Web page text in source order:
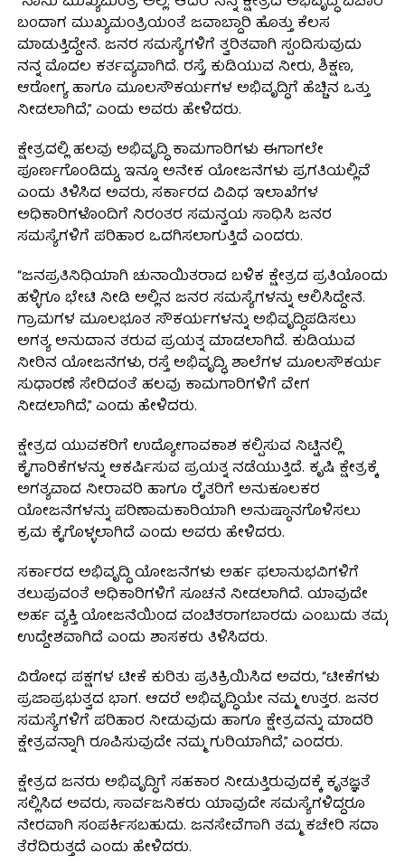
ಬಂದಾಗ ಮುಖ್ಯಮಂತ್ರಿಯಂತೆ ಜವಾಬ್ದಾರಿ ಹೊತ್ತು ಕೆಲಸ
ಮಾಡುತ್ತಿದ್ದೇನೆ. ಜನರ ಸಮಸ್ಯೆಗಳಿಗೆ ತ್ವರಿತವಾಗಿ ಸ್ಪಂದಿಸುವುದು
ನನ್ನ ಮೊದಲ ಕರ್ತವ್ಯವಾಗಿದೆ. ರಸ್ತೆ, ಕುಡಿಯುವ ನೀರು, ಶಿಕ್ಷಣ,
ಆರೋಗ್ಯ ಹಾಗೂ ಮೂಲಸೌಕರ್ಯಗಳ ಅಭಿವೃದ್ಧಿಗೆ ಹೆಚ್ಚಿನ ಒತ್ತು
ನೀಡಲಾಗಿದೆ,” ಎಂದು ಅವರು ಹೇಳಿದರು.
ಕ್ಷೇತ್ರದಲ್ಲಿ ಹಲವು ಅಭಿವೃದ್ಧಿ ಕಾಮಗಾರಿಗಳು ಈಗಾಗಲೇ
ಪೂರ್ಣಗೊಂಡಿದ್ದು, ಇನ್ನೂ ಅನೇಕ ಯೋಜನೆಗಳು ಪ್ರಗತಿಯಲ್ಲಿವೆ
ಎಂದು ತಿಳಿಸಿದ ಅವರು, ಸರ್ಕಾರದ ವಿವಿಧ ಇಲಾಖೆಗಳ
ಅಧಿಕಾರಿಗಳೊಂದಿಗೆ ನಿರಂತರ ಸಮನ್ವಯ ಸಾಧಿಸಿ ಜನರ
ಸಮಸ್ಯೆಗಳಿಗೆ ಪರಿಹಾರ ಒದಗಿಸಲಾಗುತ್ತಿದೆ ಎಂದರು.
“ಜನಪ್ರತಿನಿಧಿಯಾಗಿ ಚುನಾಯಿತರಾದ ಬಳಿಕ ಕ್ಷೇತ್ರದ ಪ್ರತಿಯೊಂದು
ಹಳ್ಳಿಗೂ ಭೇಟಿ ನೀಡಿ ಅಲ್ಲಿನ ಜನರ ಸಮಸ್ಯೆಗಳನ್ನು ಆಲಿಸಿದ್ದೇನೆ.
ಗ್ರಾಮಗಳ ಮೂಲಭೂತ ಸೌಕರ್ಯಗಳನ್ನು ಅಭಿವೃದ್ಧಿಪಡಿಸಲು
ಅಗತ್ಯ ಅನುದಾನ ತರುವ ಪ್ರಯತ್ನ ಮಾಡಲಾಗಿದೆ. ಕುಡಿಯುವ
ನೀರಿನ ಯೋಜನೆಗಳು, ರಸ್ತೆ ಅಭಿವೃದ್ಧಿ, ಶಾಲೆಗಳ ಮೂಲಸೌಕರ್ಯ
ಸುಧಾರಣೆ ಸೇರಿದಂತೆ ಹಲವು ಕಾಮಗಾರಿಗಳಿಗೆ ವೇಗ
ನೀಡಲಾಗಿದೆ,” ಎಂದು ಹೇಳಿದರು.
ಕ್ಷೇತ್ರದ ಯುವಕರಿಗೆ ಉದ್ಯೋಗಾವಕಾಶ ಕಲ್ಪಿಸುವ ನಿಟ್ಟಿನಲ್ಲಿ
ಕೈಗಾರಿಕೆಗಳನ್ನು ಆಕರ್ಷಿಸುವ ಪ್ರಯತ್ನ ನಡೆಯುತ್ತಿದೆ. ಕೃಷಿ ಕ್ಷೇತ್ರಕ್ಕೆ
ಅಗತ್ಯವಾದ ನೀರಾವರಿ ಹಾಗೂ ರೈತರಿಗೆ ಅನುಕೂಲಕರ
ಯೋಜನೆಗಳನ್ನು ಪರಿಣಾಮಕಾರಿಯಾಗಿ ಅನುಷ್ಠಾನಗೊಳಿಸಲು
ಕ್ರಮ ಕೈಗೊಳ್ಳಲಾಗಿದೆ ಎಂದು ಅವರು ಹೇಳಿದರು.
ಸರ್ಕಾರದ ಅಭಿವೃದ್ಧಿ ಯೋಜನೆಗಳು ಅರ್ಹ ಫಲಾನುಭವಿಗಳಿಗೆ
ತಲುಪುವಂತೆ ಅಧಿಕಾರಿಗಳಿಗೆ ಸೂಚನೆ ನೀಡಲಾಗಿದೆ. ಯಾವುದೇ
ಅರ್ಹ ವ್ಯಕ್ತಿ ಯೋಜನೆಯಿಂದ ವಂಚಿತರಾಗಬಾರದು ಎಂಬುದು ತಮ್ಮ
ಉದ್ದೇಶವಾಗಿದೆ ಎಂದು ಶಾಸಕರು ತಿಳಿಸಿದರು.
ವಿರೋಧ ಪಕ್ಷಗಳ ಟೀಕೆ ಕುರಿತು ಪ್ರತಿಕ್ರಿಯಿಸಿದ ಅವರು, “ಟೀಕೆಗಳು
ಪ್ರಜಾಪ್ರಭುತ್ವದ ಭಾಗ. ಆದರೆ ಅಭಿವೃದ್ಧಿಯೇ ನಮ್ಮ ಉತ್ತರ. ಜನರ
ಸಮಸ್ಯೆಗಳಿಗೆ ಪರಿಹಾರ ನೀಡುವುದು ಹಾಗೂ ಕ್ಷೇತ್ರವನ್ನು ಮಾದರಿ
ಕ್ಷೇತ್ರವನ್ನಾಗಿ ರೂಪಿಸುವುದೇ ನಮ್ಮ ಗುರಿಯಾಗಿದೆ,” ಎಂದರು.
ಕ್ಷೇತ್ರದ ಜನರು ಅಭಿವೃದ್ಧಿಗೆ ಸಹಕಾರ ನೀಡುತ್ತಿರುವುದಕ್ಕೆ ಕೃತಜ್ಞತೆ
ಸಲ್ಲಿಸಿದ ಅವರು, ಸಾರ್ವಜನಿಕರು ಯಾವುದೇ ಸಮಸ್ಯೆಗಳಿದ್ದರೂ
ನೇರವಾಗಿ ಸಂಪರ್ಕಿಸಬಹುದು. ಜನಸೇವೆಗಾಗಿ ತಮ್ಮ ಕಚೇರಿ ಸದಾ
ತೆರೆದಿರುತ್ತದೆ ಎಂದು ಹೇಳಿದರು.